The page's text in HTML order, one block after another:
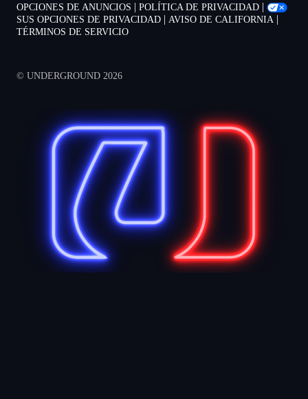
OPCIONES DE ANUNCIOS | POLÍTICA DE PRIVACIDAD |
SUS OPCIONES DE PRIVACIDAD | AVISO DE CALIFORNIA |
TÉRMINOS DE SERVICIO
© UNDERGROUND 2026